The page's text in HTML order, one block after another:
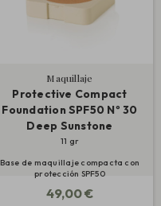
Maquillaje
Protective Compact
Foundation SPF50 Nº 30
Deep Sunstone
11 gr
Base de maquillaje compacta con
protección SPF50
49,00 €